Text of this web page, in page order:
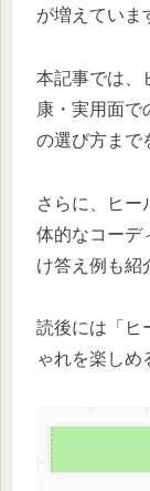
が増えていま
本記事では、
康・実用面で
の選び方まで
さらに、ヒー
体的なコーデ
け答え例も紹
読後には「ヒ
ゃれを楽しめ